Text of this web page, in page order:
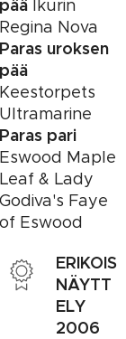
pää Ikurin
Regina Nova
Paras uroksen
pää
Keestorpets
Ultramarine
Paras pari
Eswood Maple
Leaf & Lady
Godiva's Faye
of Eswood
ERIKOIS
NÄYTT
ELY
2006